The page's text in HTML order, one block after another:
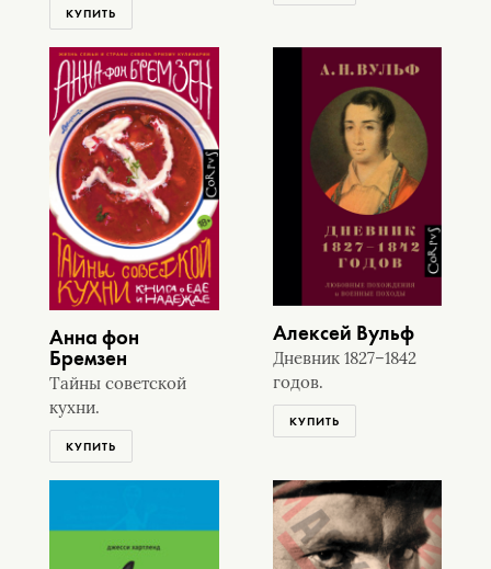
КУПИТЬ
Анна фон
Бремзен
Тайны советской
кухни.
КУПИТЬ
Алексей Вульф
Дневник 1827–1842
годов.
КУПИТЬ